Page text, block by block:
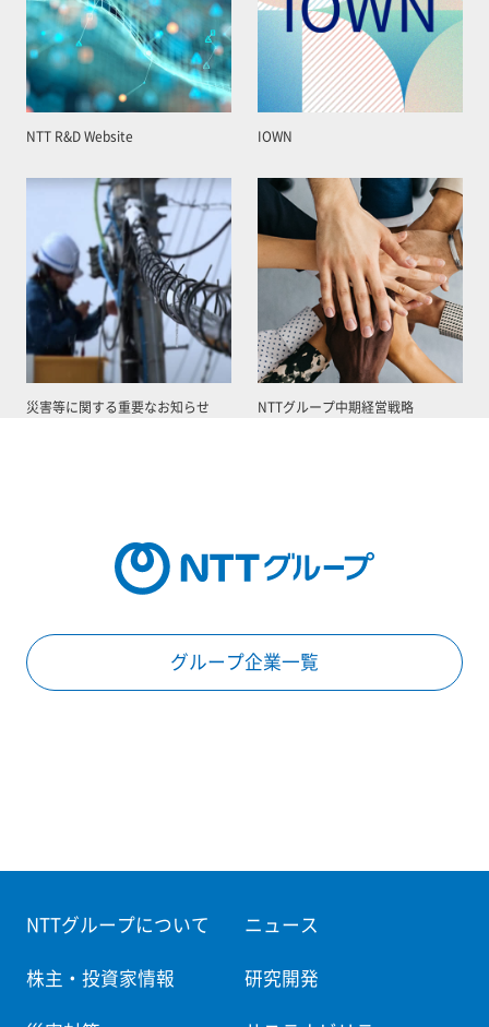
NTT R&D Website IOWN
災害等に関する重要なお知らせ NTTグループ中期経営戦略
グループ企業一覧
NTTグループについて ニュース
株主・投資家情報 研究開発